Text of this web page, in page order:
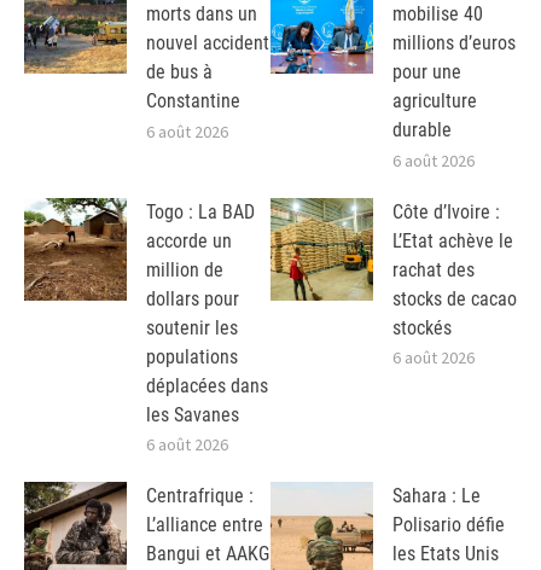
morts dans un
nouvel accident
de bus à
Constantine
6 août 2026
mobilise 40
millions d’euros
pour une
agriculture
durable
6 août 2026
Togo : La BAD
accorde un
million de
dollars pour
soutenir les
populations
déplacées dans
les Savanes
6 août 2026
Côte d’Ivoire :
L’Etat achève le
rachat des
stocks de cacao
stockés
6 août 2026
Centrafrique :
L’alliance entre
Bangui et AAKG
Sahara : Le
Polisario défie
les Etats Unis